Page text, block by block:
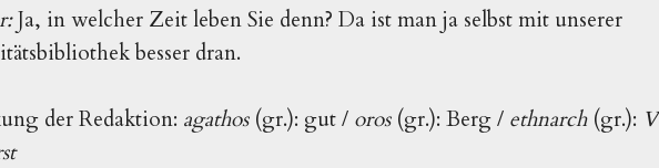
Ja, in welcher Zeit leben Sie denn? Da ist man ja selbst mit unserer
besser dran.
der Redaktion: agathos(gr.): gut / oros (gr.): Berg / ethnarch (gr.):